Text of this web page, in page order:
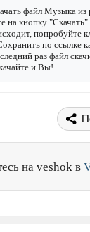
файл Музыка
кнопку "Скачать"
попробуйте
по ссылке
раз файл
и Вы!
на veshok в